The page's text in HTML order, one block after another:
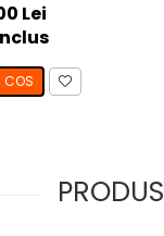
Lei
COS